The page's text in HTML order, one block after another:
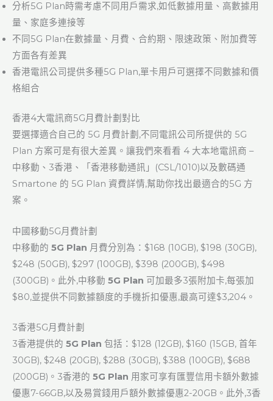
分析5G Plan時需考慮不同用戶需求,如低數據用量、高數據用
量、家庭多連接等
不同5G Plan在數據量、月費、合約期、限速政策、附加費等
方面各有差異
香港電訊公司提供多種5G Plan,單卡用戶可選擇不同數據和價
格組合
香港4大電訊商5G月費計劃對比
要選擇適合自己的 5G 月費計劃,不同電訊公司所提供的 5G
Plan 方案可是有很大差異。讓我們來看看 4 大本地電訊商 –
中移動、3香港、「香港移動通訊」(CSL/1010)以及數碼通
Smartone 的 5G Plan 資費詳情,幫助你找出最適合的5G 方
案。
中國移動5G月費計劃
中移動的 5G Plan 月費分別為：$168 (10GB), $198 (30GB),
$248 (50GB), $297 (100GB), $398 (200GB), $498
(300GB)。此外,中移動 5G Plan 可加最多3張附加卡,每張加
$80,並提供不同數據額度的手機折扣優惠,最高可達$3,204。
3香港5G月費計劃
3香港提供的 5G Plan 包括：$128 (12GB), $160 (15GB, 首年
30GB), $248 (20GB), $288 (30GB), $388 (100GB), $688
(200GB)。3香港的 5G Plan 用家可享有匯豐信用卡額外數據
優惠7-66GB,以及易賞錢用戶額外數據優惠2-20GB。此外,3香